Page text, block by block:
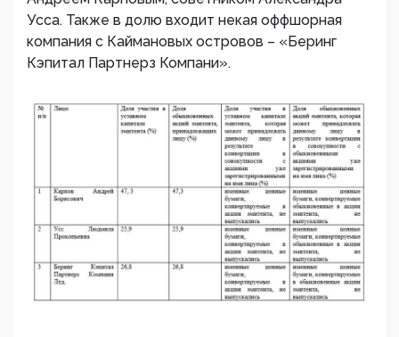
Усса. Также в долю входит некая оффшорная
компания с Каймановых островов – «Беринг
Кэпитал Партнерз Компани».